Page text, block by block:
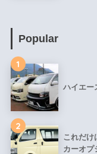
Popular
1
ハイエー
2
これだけ
カーオプ